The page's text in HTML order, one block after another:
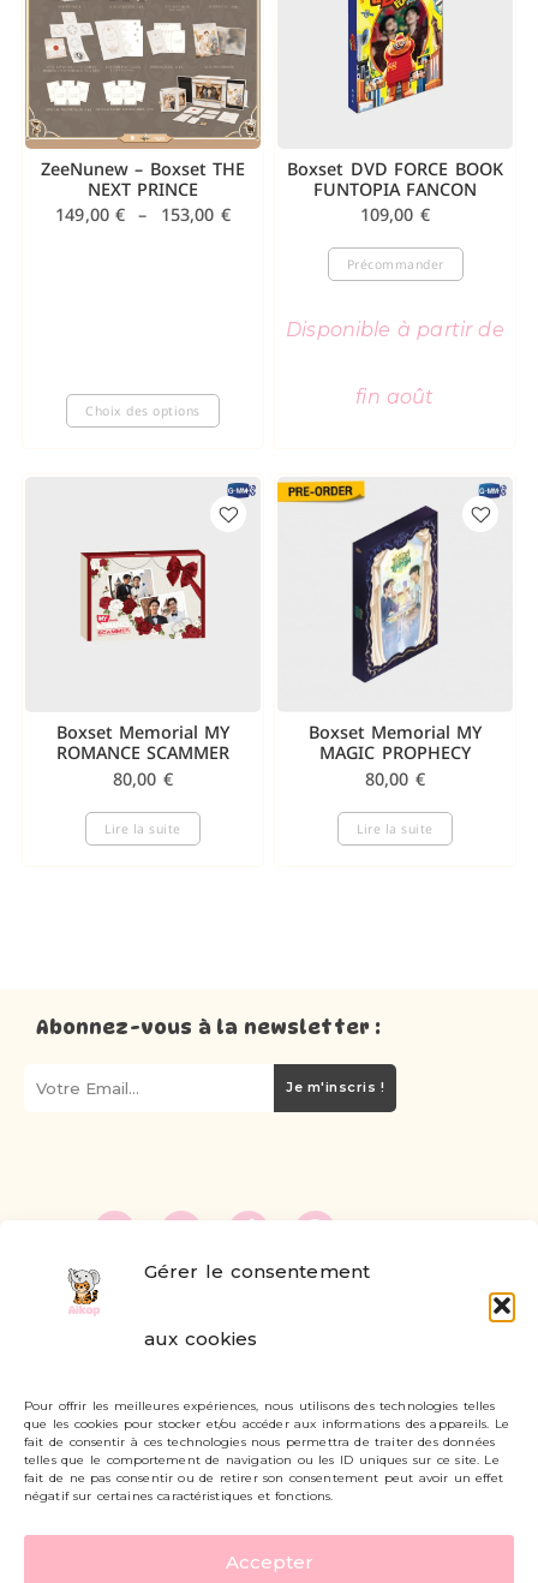
Gérer le consentement
aux cookies
Pour offrir les meilleures expériences, nous utilisons des technologies telles
que les cookies pour stocker et/ou accéder aux informations des appareils. Le
fait de consentir à ces technologies nous permettra de traiter des données
telles que le comportement de navigation ou les ID uniques sur ce site. Le
fait de ne pas consentir ou de retirer son consentement peut avoir un effet
négatif sur certaines caractéristiques et fonctions.
Accepter
ZeeNunew – Boxset THE
NEXT PRINCE
149,00€ – 153,00 €
Choix des options
Boxset DVD FORCE BOOK
FUNTOPIA FANCON
109,00 €
Précommander
Disponible à partir de
fin août
Boxset Memorial MY
ROMANCE SCAMMER
80,00 €
Lire la suite
Boxset Memorial MY
MAGIC PROPHECY
80,00 €
Lire la suite
Abonnez-vous à la newsletter :
Je m'inscris !
Livraisons et retours
Mon compte
Carte cadeau
Politique de confidentialité